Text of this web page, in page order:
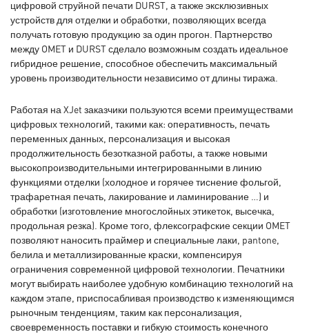
цифровой струйной печати DURST, а также эксклюзивных
устройств для отделки и обработки, позволяющих всегда
получать готовую продукцию за один прогон. Партнерство
между OMET и DURST сделало возможным создать идеальное
гибридное решение, способное обеспечить максимальный
уровень производительности независимо от длины тиража.
Работая на XJet заказчики пользуются всеми преимуществами
цифровых технологий, такими как: оперативность, печать
переменных данных, персонализация и высокая
продолжительность безотказной работы, а также новыми
высокопроизводительными интегрированными в линию
функциями отделки (холодное и горячее тиснение фольгой,
трафаретная печать, лакирование и ламинирование …) и
обработки (изготовление многослойных этикеток, высечка,
продольная резка). Кроме того, флексографские секции OMET
позволяют наносить праймер и специальные лаки, pantone,
белила и металлизированные краски, компенсируя
ограничения современной цифровой технологии. Печатники
могут выбирать наиболее удобную комбинацию технологий на
каждом этапе, приспосабливая производство к изменяющимся
рыночным тенденциям, таким как персонализация,
своевременность поставки и гибкую стоимость конечного